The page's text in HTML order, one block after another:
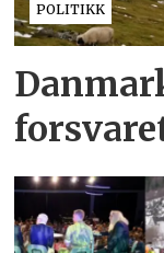
POLITIKK